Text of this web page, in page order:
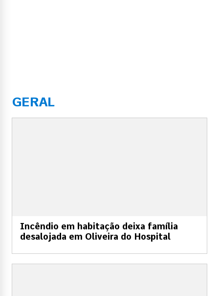
GERAL
Incêndio em habitação deixa família
desalojada em Oliveira do Hospital